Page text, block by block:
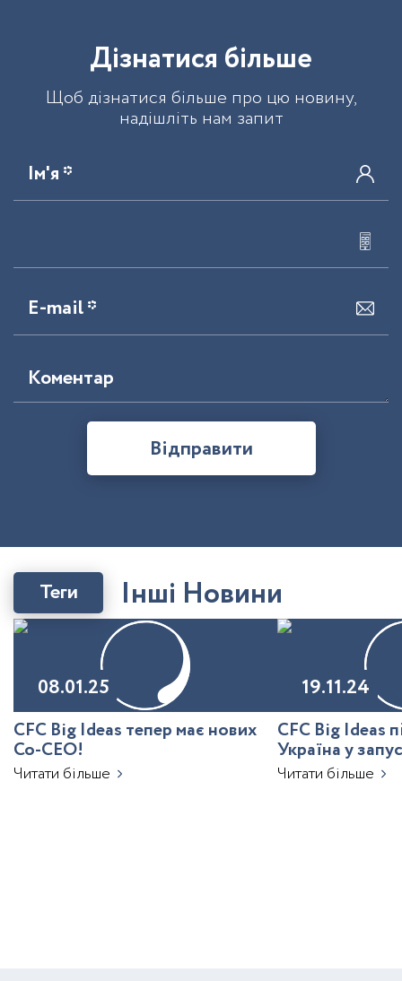
Дізнатися більше
Щоб дізнатися більше про цю новину,
надішліть нам запит
Ім'я *
E-mail *
Коментар
Відправити
Інші Новини
Теги
08.01.25
CFC Big Ideas тепер має нових
Co-CEO!
Читати більше
19.11.24
CFC Big Ideas
Україна у
з ШІ
Читати більше